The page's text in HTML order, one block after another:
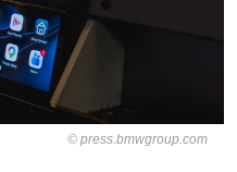
press.bmwgroup.com